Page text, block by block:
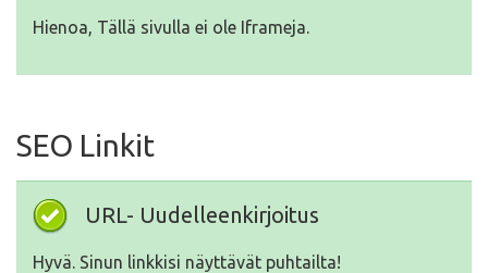
Hienoa, Tällä sivulla ei ole Iframeja.
SEO Linkit
URL- Uudelleenkirjoitus
Hyvä. Sinun linkkisi näyttävät puhtailta!